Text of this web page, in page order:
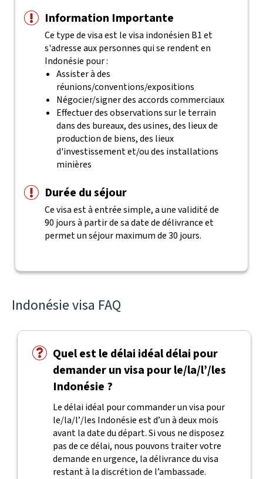
Information Importante
Ce type de visa est le visa indonésien B1 et
s'adresse aux personnes qui se rendent en
Indonésie pour :
Assister à des
réunions/conventions/expositions
Négocier/signer des accords commerciaux
Effectuer des observations sur le terrain
dans des bureaux, des usines, des lieux de
production de biens, des lieux
d'investissement et/ou des installations
minières
Durée du séjour
Ce visa est à entrée simple, a une validité de
90 jours à partir de sa date de délivrance et
permet un séjour maximum de 30 jours.
Indonésie visa FAQ
Quel est le délai idéal délai pour
demander un visa pour le/la/l’/les
Indonésie ?
Le délai idéal pour commander un visa pour
le/la/l’/les Indonésie est d’un à deux mois
avant la date du départ. Si vous ne disposez
pas de ce délai, nous pouvons traiter votre
demande en urgence, la délivrance du visa
restant à la discrétion de l’ambassade.